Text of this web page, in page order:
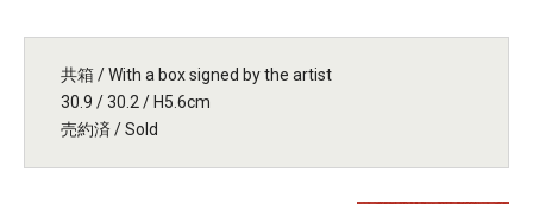
共箱 / With a box signed by the artist
30.9 / 30.2 / H5.6cm
売約済 / Sold